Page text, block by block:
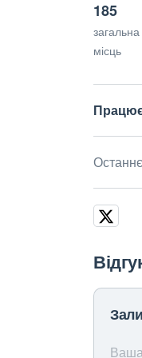
185
загальна
місць